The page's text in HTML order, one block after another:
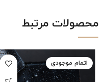
محصولات مرتبط
اتمام موجودی